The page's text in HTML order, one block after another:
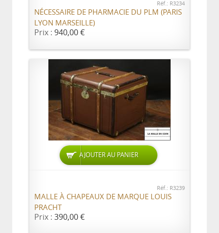
Réf.: R3234
NÉCESSAIRE DE PHARMACIE DU PLM (PARIS
LYON MARSEILLE)
Prix : 940,00 €
AJOUTER AU PANIER
Réf.: R3239
MALLE À CHAPEAUX DE MARQUE LOUIS
PRACHT
Prix : 390,00 €